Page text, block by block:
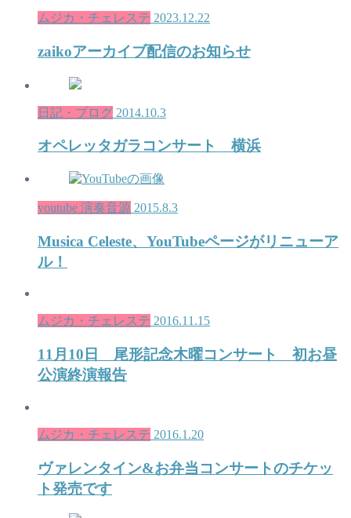
ムジカ・チェレステ 2023.12.22
zaikoアーカイブ配信のお知らせ
日記・ブログ 2014.10.3
オペレッタガラコンサート 横浜
youtube 演奏音源 2015.8.3
Musica Celeste、YouTubeページがリニューア
ル！
ムジカ・チェレステ 2016.11.15
11月10日 尾形記念木曜コンサート 初お昼
公演終演報告
ムジカ・チェレステ 2016.1.20
ヴァレンタイン&お弁当コンサートのチケッ
ト発売です